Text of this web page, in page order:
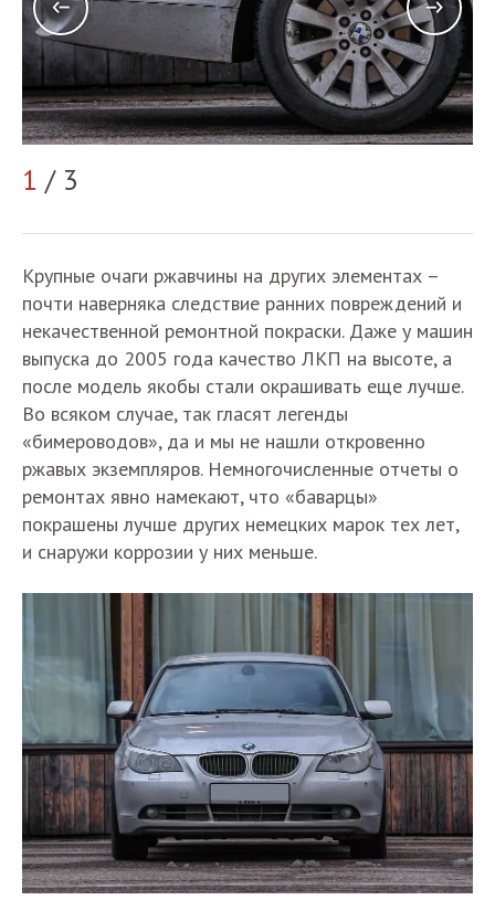
1 / 3
Крупные очаги ржавчины на других элементах –
почти наверняка следствие ранних повреждений и
некачественной ремонтной покраски. Даже у машин
выпуска до 2005 года качество ЛКП на высоте, а
после модель якобы стали окрашивать еще лучше.
Во всяком случае, так гласят легенды
«бимероводов», да и мы не нашли откровенно
ржавых экземпляров. Немногочисленные отчеты о
ремонтах явно намекают, что «баварцы»
покрашены лучше других немецких марок тех лет,
и снаружи коррозии у них меньше.